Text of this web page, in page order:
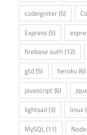
codeigniter (5)
Express(5)
firebase auth (12)
gtd (5) heroku (6)
javascript(6)
lightsail (3) linux
MySQL(11)